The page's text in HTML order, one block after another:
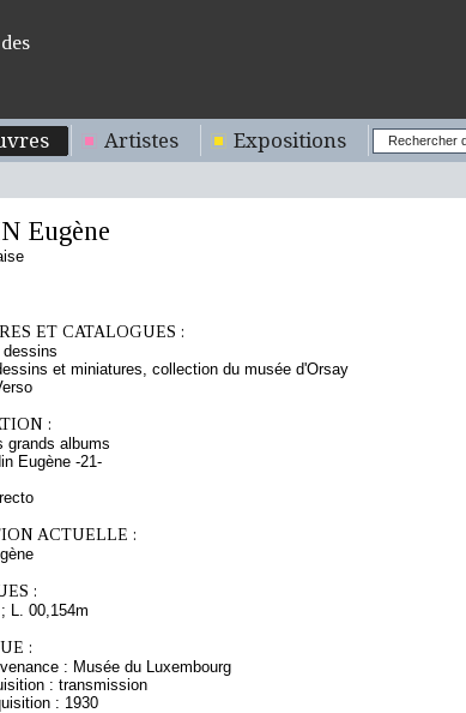
Artistes Expositions
Eugène
ET CATALOGUES :
et miniatures, collection du musée d'Orsay
:
grands albums
Eugène -21-
ACTUELLE :
:
L. 00,154m
:
: Musée du Luxembourg
: transmission
: 1930